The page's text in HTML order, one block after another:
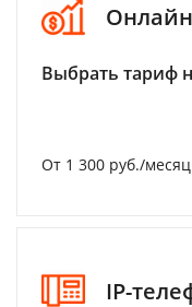
Выбрать тариф
От 1 300 руб./месяц
IP-